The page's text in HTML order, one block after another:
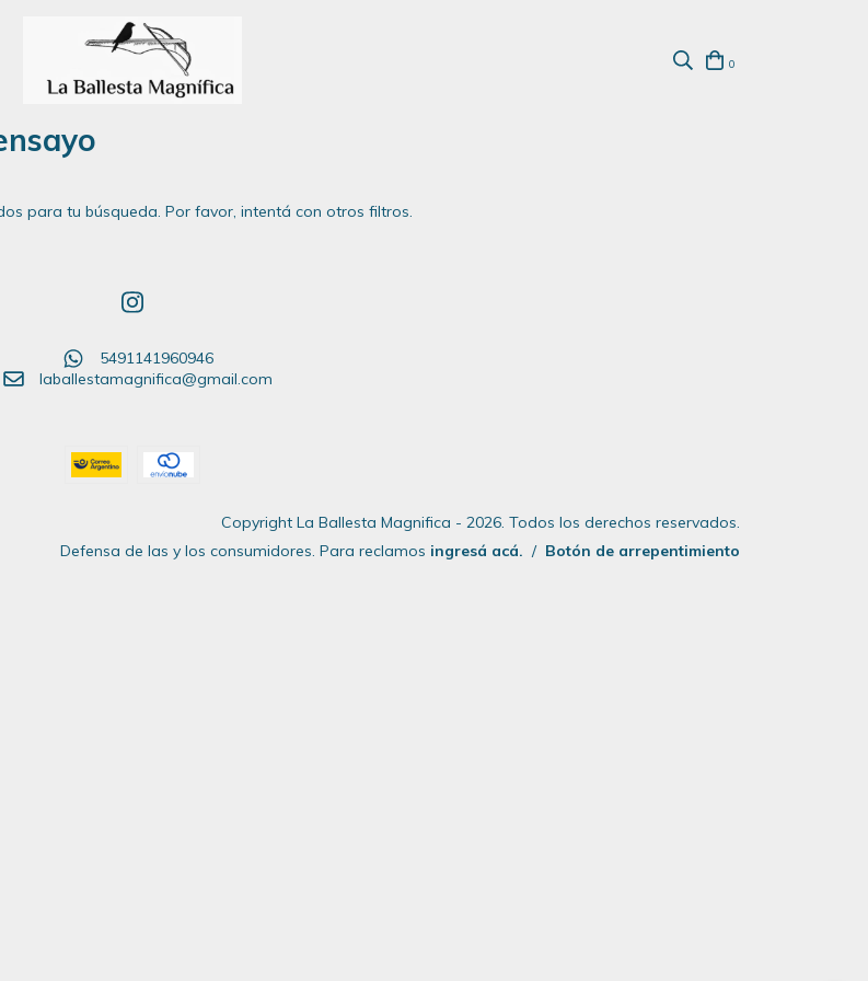
0
para tu búsqueda. Por favor, intentá con otros filtros.
5491141960946
laballestamagnifica@gmail.com
Copyright La Ballesta Magnifica - 2026. Todos los derechos reservados.
Defensa de las y los consumidores. Para reclamos ingresá acá. / Botón de arrepentimiento